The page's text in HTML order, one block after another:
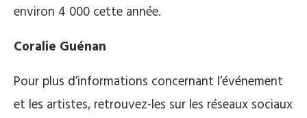
environ 4 000 cette année.
Coralie Guénan
Pour plus d’informations concernant l’événement
et les artistes, retrouvez-les sur les réseaux sociaux